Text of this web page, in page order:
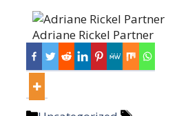
Adriane Rickel Partner